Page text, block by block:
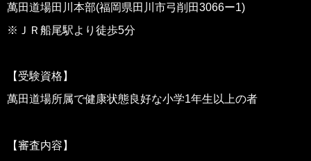
萬田道場田川本部(福岡県田川市弓削田3066ー1)
※ＪＲ船尾駅より徒歩5分
【受験資格】
萬田道場所属で健康状態良好な小学1年生以上の者
【審査内容】